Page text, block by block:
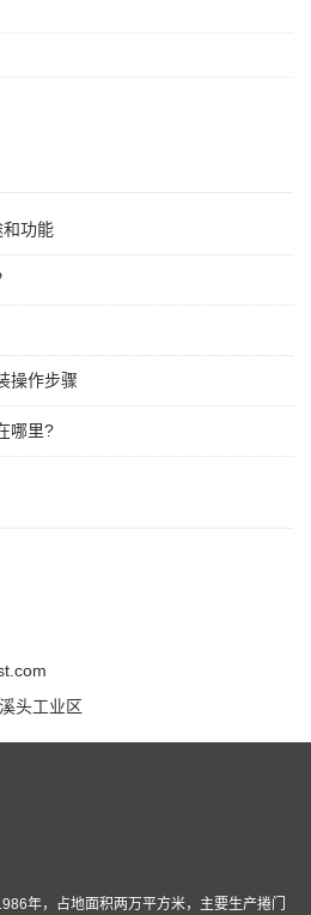
功能
操作步骤
哪里?
头工业区
年，占地面积两万平方米，主要生产捲门